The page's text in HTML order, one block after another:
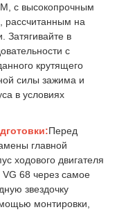
с высокопрочным
рассчитанным на
Затягивайте в
с
крутящего
силы зажима и
в условиях
Перед
главной
ходового двигателя
68 через самое
звездочку
монтировки,